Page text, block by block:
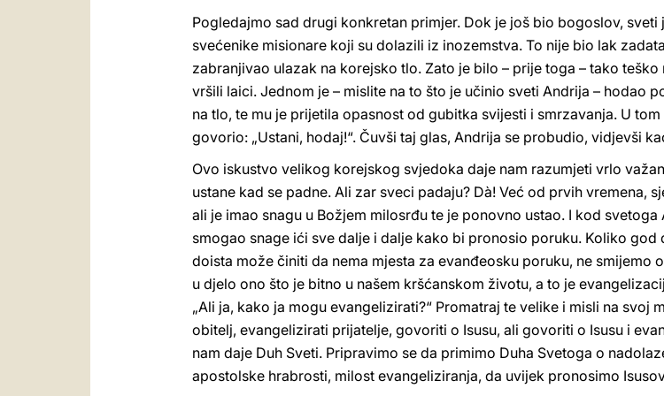
Pogledajmo sad drugi konkretan primjer. Dok je još bio bogoslov,
svećenike misionare koji su dolazili iz inozemstva. To nije bio lak
zabranjivao ulazak na korejsko tlo. Zato je bilo – prije toga – tako
vršili laici. Jednom je – mislite na to što je učinio sveti Andrija – hodao
na tlo, te mu je prijetila opasnost od gubitka svijesti i smrzavanja. U
govorio: „Ustani, hodaj!“. Čuvši taj glas, Andrija se probudio, vidjevši
Ovo iskustvo velikog korejskog svjedoka daje nam razumjeti vrlo
ustane kad se padne. Ali zar sveci padaju? Dà! Već od prvih vremena,
ali je imao snagu u Božjem milosrđu te je ponovno ustao. I kod
smogao snage ići sve dalje i dalje kako bi pronosio poruku. Koliko
doista može činiti da nema mjesta za evanđeosku poruku, ne
u djelo ono što je bitno u našem kršćanskom životu, a to je
„Ali ja, kako ja mogu evangelizirati?“ Promatraj te velike i misli na svoj
obitelj, evangelizirati prijatelje, govoriti o Isusu, ali govoriti o Isusu i
nam daje Duh Sveti. Pripravimo se da primimo Duha Svetoga o
apostolske hrabrosti, milost evangeliziranja, da uvijek pronosimo